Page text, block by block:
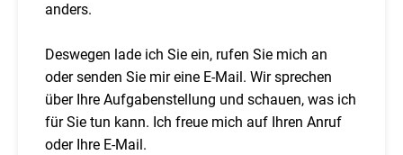
anders.
Deswegen lade ich Sie ein, rufen Sie mich an
oder senden Sie mir eine E-Mail. Wir sprechen
über Ihre Aufgabenstellung und schauen, was ich
für Sie tun kann. Ich freue mich auf Ihren Anruf
oder Ihre E-Mail.